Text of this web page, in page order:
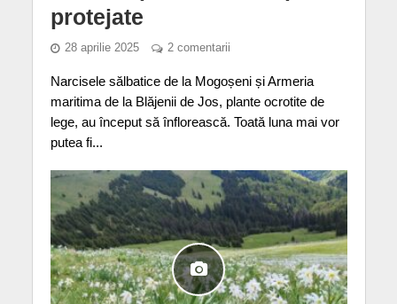
protejate
28 aprilie 2025 2 comentarii
Narcisele sălbatice de la Mogoșeni și Armeria
maritima de la Blăjenii de Jos, plante ocrotite de
lege, au început să înflorească. Toată luna mai vor
putea fi...